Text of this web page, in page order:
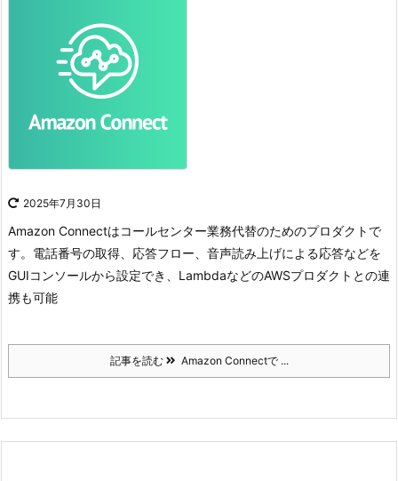
2025年7月30日
Amazon Connectはコールセンター業務代替のためのプロダクトで
す。 電話番号の取得、応答フロー、音声読み上げによる応答などを
GUIコンソールから設定でき、LambdaなどのAWSプロダクトとの連
携も可能
記事を読む Amazon Connectで ...